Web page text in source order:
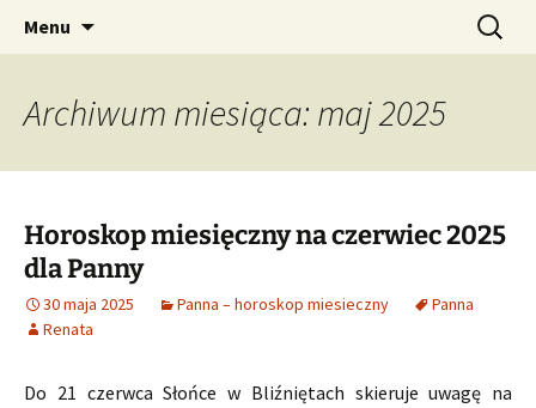
CzaroMarowy horoskop
dzienny, miesięczny i
tygodniowy
Profesjonalne przepowiednie astrologiczne
Menu Szukaj:
Archiwum miesiąca: maj 2025
Horoskop miesięczny na czerwiec 2025
dla Panny
30 maja 2025 Panna – horoskop miesieczny
Panna
Renata
Do 21 czerwca Słońce w Bliźniętach skieruje uwagę na